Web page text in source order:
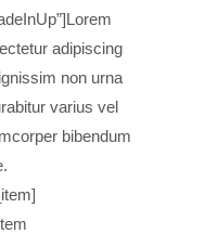
adipiscing
non urna
varius vel
bibendum